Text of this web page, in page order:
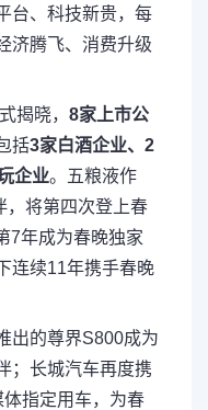
台、科技新贵，每
济腾飞、消费升级
揭晓， 8家上市公
括3家白酒企业、2
企业。五粮液作
，将第四次登上春
7年成为春晚独家
连续11年携手春晚
出的尊界S800成为
；长城汽车再度携
指定用车，为春